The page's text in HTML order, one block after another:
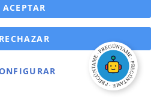
ACEPTAR
RECHAZAR